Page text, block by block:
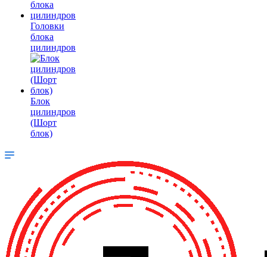
Головки
блока
цилиндров
Блок
цилиндров
(Шорт
блок)